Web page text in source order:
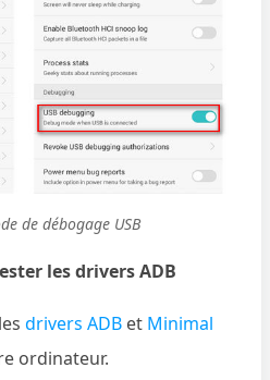
de débogage USB
les drivers ADB
drivers ADB et Minimal
ordinateur.